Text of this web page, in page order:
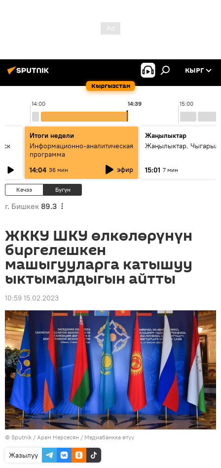
Кыргызстан
КЫРГ
14:00 15:00
14:39
Итоги недели
Информационно-аналитическая
программа
14:04 36 мин эфир
Жаңылыктар
Жаңылыктар.
15:01 7 мин
Кечээ Бүгүн
г. Бишкек 89.3
ЖККУ ШКУ өлкөлөрүнүн
биргелешкен
машыгууларга катышуу
ыктымалдыгын айтты
10:59 15.02.2023
© Sputnik / Арам Нерсесян / Медиабанкка өтүү
Жазылуу